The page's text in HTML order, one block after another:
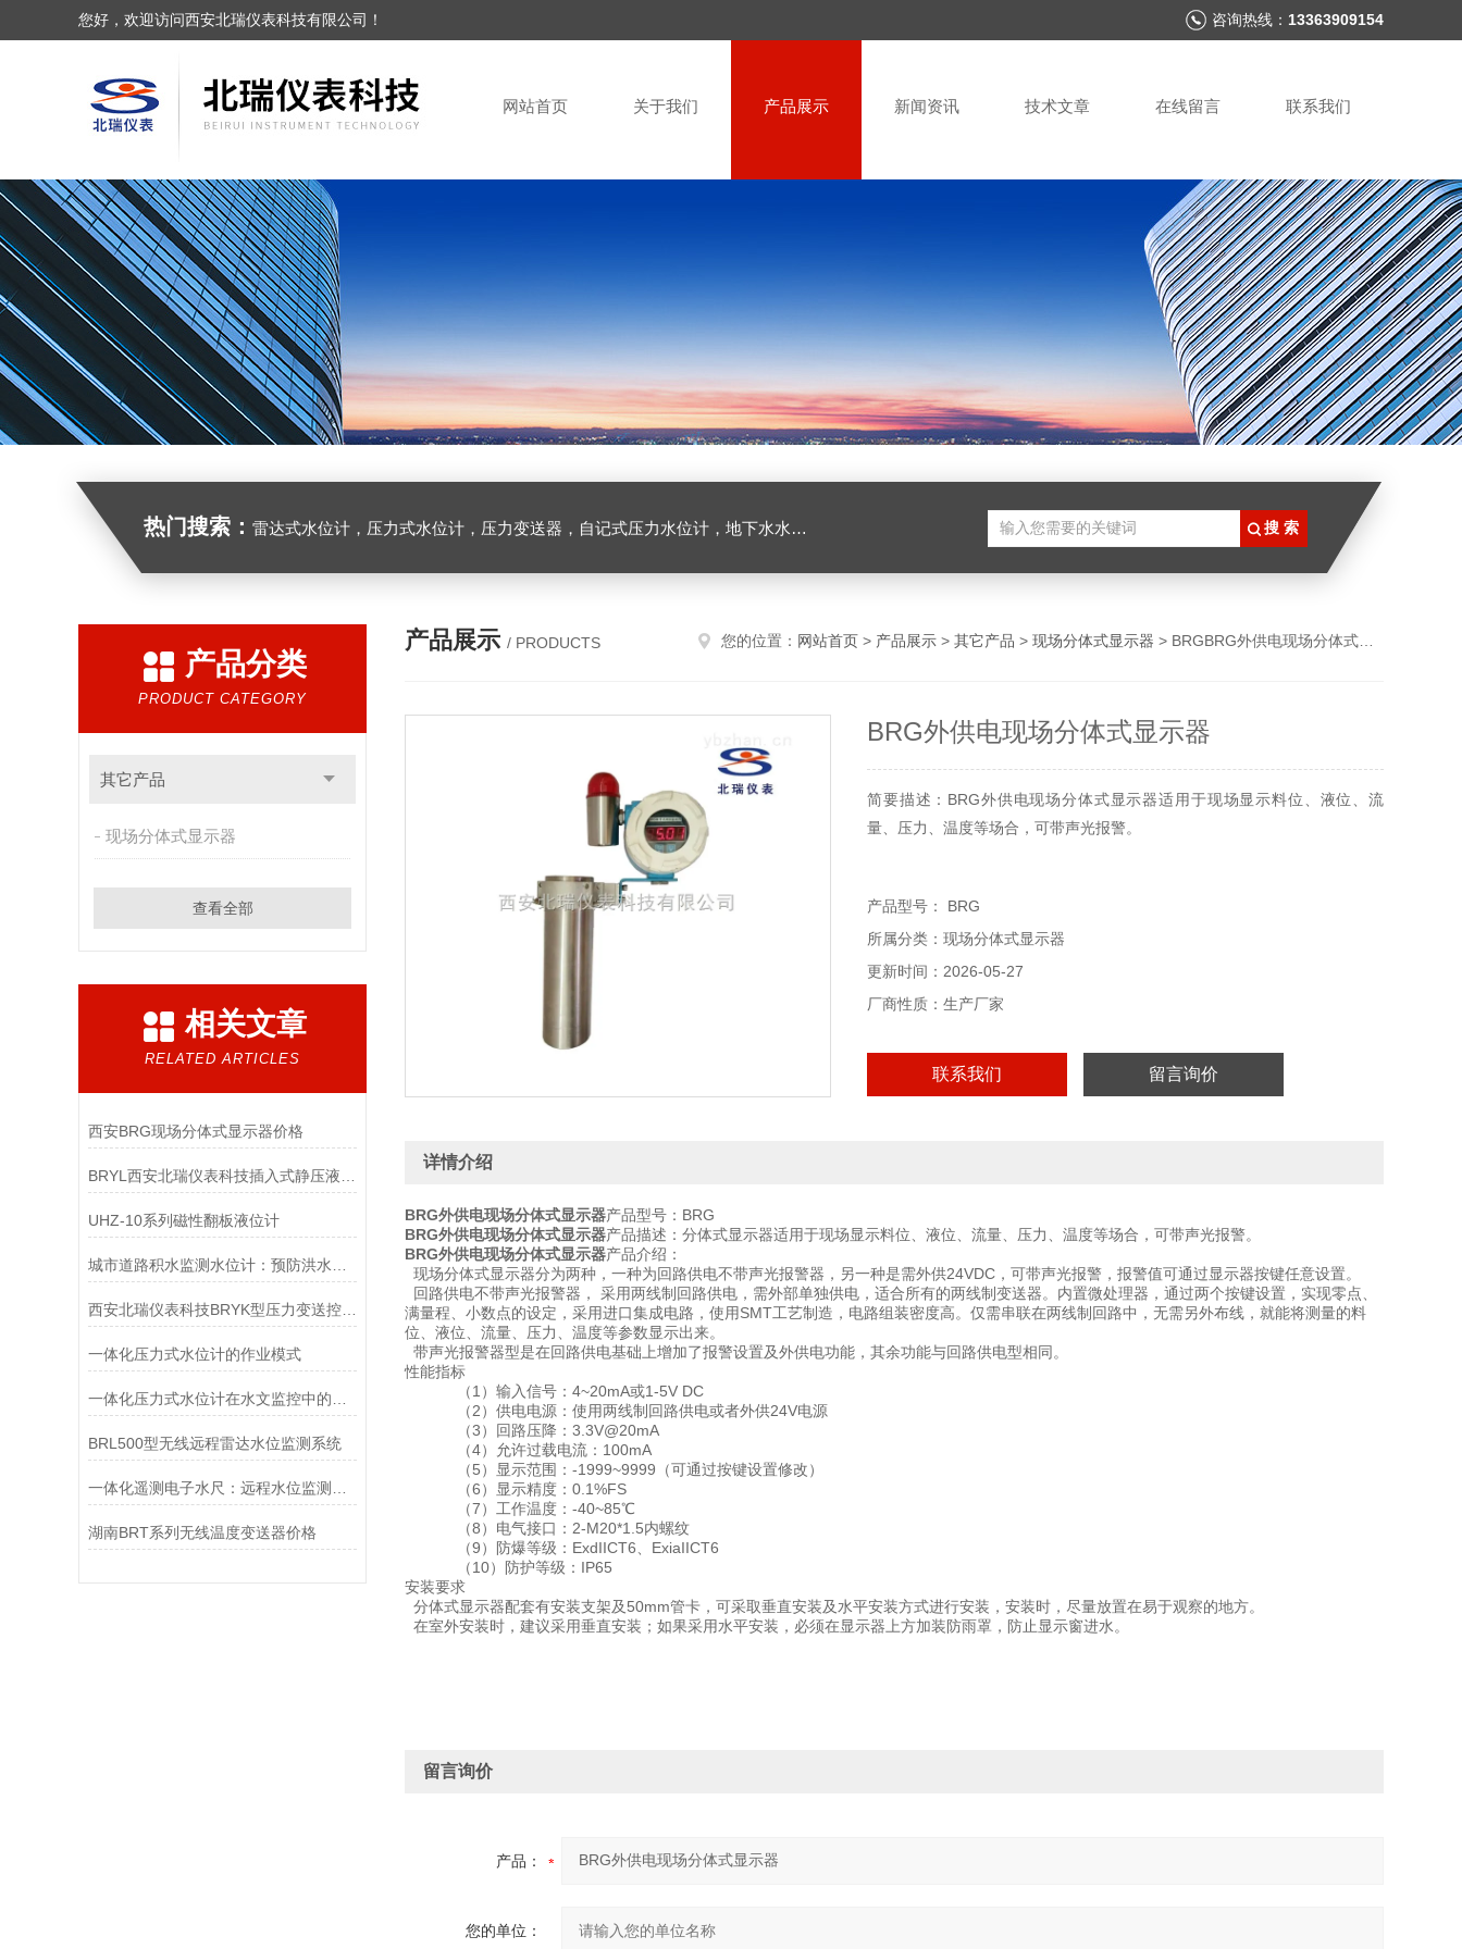
您好，欢迎访问西安北瑞仪表科技有限公司！ 咨询热线： 13363909154
网站首页 关于我们 产品展示 新闻资讯 技术文章 在线留言 联系我们
热门搜索： 雷达式水位计，压力式水位计，压力变送器，自记式压力水位计，地下水水位计
产品分类
PRODUCT CATEGORY
其它产品
现场分体式显示器
查看全部
相关文章
RELATED ARTICLES
西安BRG现场分体式显示器价格
UHZ-10系列磁性翻板液位计
西安北瑞仪表科技BRYK型压力变送控制器
一体化压力式水位计的作业模式
BRL500型无线远程雷达水位监测系统
湖南BRT系列无线温度变送器价格
产品展示 / PRODUCTS 您的位置： 网站首页 > 产品展示 > 其它产品 > 现场分体式显示器 > BRGBRG外供电现场分体式显示器
BRG外供电现场分体式显示器
简要描述：BRG外供电现场分体式显示器适用于现场显示料位、液位、流
量、压力、温度等场合，可带声光报警。
产品型号： BRG
所属分类：现场分体式显示器
更新时间：2026-05-27
厂商性质：生产厂家
联系我们 留言询价
详情介绍
BRG外供电现场分体式显示器产品型号：BRG
BRG外供电现场分体式显示器产品描述：分体式显示器适用于现场显示料位、液位、流量、压力、温度等场合，可带声光报警。
BRG外供电现场分体式显示器产品介绍：
现场分体式显示器分为两种，一种为回路供电不带声光报警器，另一种是需外供24VDC，可带声光报警，报警值可通过显示器按键任意设置。
回路供电不带声光报警器， 采用两线制回路供电，需外部单独供电，适合所有的两线制变送器。内置微处理器，通过两个按键设置，实现零点、
满量程、小数点的设定，采用进口集成电路，使用SMT工艺制造，电路组装密度高。仅需串联在两线制回路中，无需另外布线，就能将测量的料
位、液位、流量、压力、温度等参数显示出来。
带声光报警器型是在回路供电基础上增加了报警设置及外供电功能，其余功能与回路供电型相同。
性能指标
（1）输入信号：4~20mA或1-5V DC
（2）供电电源：使用两线制回路供电或者外供24V电源
（3）回路压降：3.3V@20mA
（4）允许过载电流：100mA
（5）显示范围：-1999~9999（可通过按键设置修改）
（6）显示精度：0.1%FS
（7）工作温度：-40~85℃
（8）电气接口：2-M20*1.5内螺纹
（9）防爆等级：ExdIICT6、ExiaIICT6
（10）防护等级：IP65
安装要求
分体式显示器配套有安装支架及50mm管卡，可采取垂直安装及水平安装方式进行安装，安装时，尽量放置在易于观察的地方。
在室外安装时，建议采用垂直安装；如果采用水平安装，必须在显示器上方加装防雨罩，防止显示窗进水。
留言询价
产品：
您的单位：